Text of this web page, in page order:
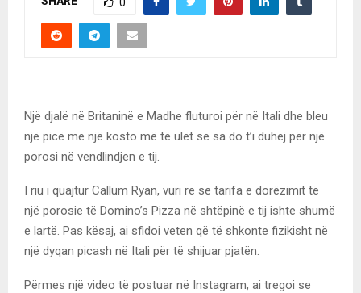
Një djalë në Britaninë e Madhe fluturoi për në Itali dhe bleu
një picë me një kosto më të ulët se sa do t’i duhej për një
porosi në vendlindjen e tij.
I riu i quajtur Callum Ryan, vuri re se tarifa e dorëzimit të
një porosie të Domino’s Pizza në shtëpinë e tij ishte shumë
e lartë. Pas kësaj, ai sfidoi veten që të shkonte fizikisht në
një dyqan picash në Itali për të shijuar pjatën.
Përmes një video të postuar në Instagram, ai tregoi se